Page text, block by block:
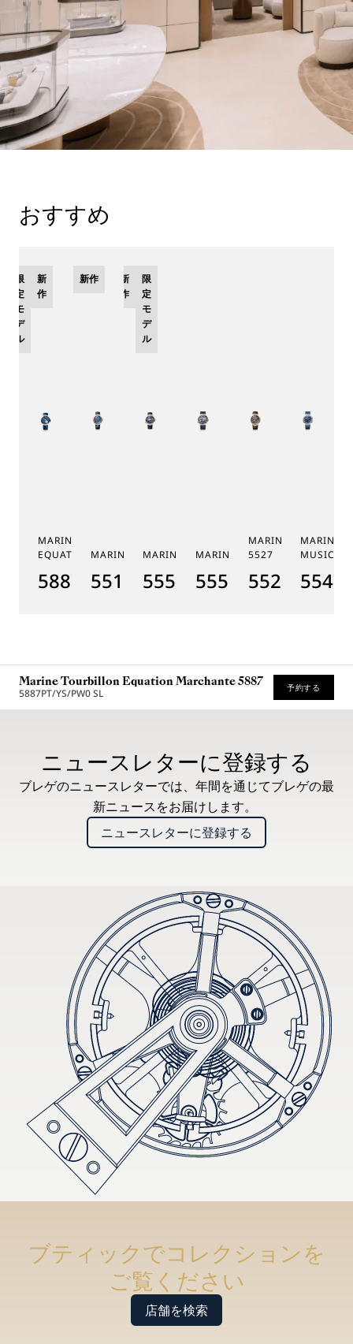
おすすめ
MARINE TOURBILLON
EQUATION MARCHANTE 5887
5887PT/YS/5WVSL
限
定
モ
デ
ル
新
作
MARINE 5517
5517BR/Y2/9ZU
新作
MARINE HORA MUNDI 5555
5555BH/YS/9WV
新
作
限
定
モ
デ
ル
MARINE HORA MUNDI 5557
5557BR/YS/5WV
MARINE
5527
5527BR/
MARINE
Marine Tourbillon Equation Marchante 5887
5887PT/YS/PW0 SL 予約する
ニュースレターに登録する
ブレゲのニュースレターでは、年間を通じてブレゲの最
新ニュースをお届けします。
ニュースレターに登録する
ブティックでコレクションを
ご覧ください
店舗を検索